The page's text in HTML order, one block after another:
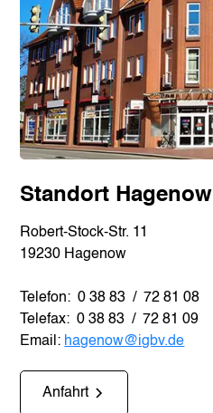
Standort Hagenow
Robert-Stock-Str. 11
19230 Hagenow
Telefon: 0 38 83 / 72 81 08
Telefax: 0 38 83 / 72 81 09
Email: hagenow@igbv.de
Anfahrt